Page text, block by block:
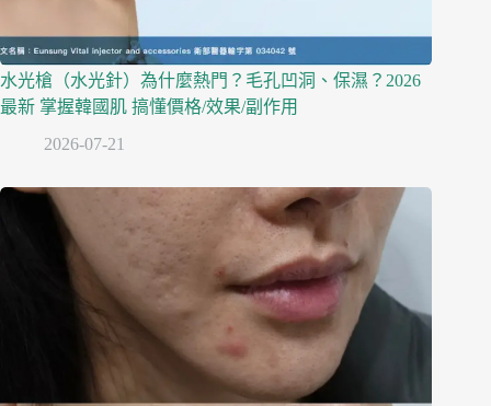
水光槍（水光針）為什麼熱門？毛孔凹洞、保濕？2026
最新 掌握韓國肌 搞懂價格/效果/副作用
2026-07-21